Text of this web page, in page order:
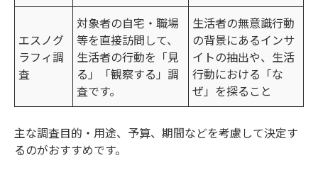
エスノグ
ラフィ調
査
対象者の自宅・職場
等を直接訪問して、
生活者の行動を「見
る」「観察する」調
査です。
生活者の無意識行動
の背景にあるインサ
イトの抽出や、生活
行動における「な
ぜ」を探ること
主な調査目的・用途、予算、期間などを考慮して決定す
るのがおすすめです。